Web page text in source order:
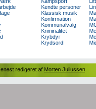
Kendte personer
Klassisk musik
Konfirmation
Kommunalvalg
Kriminalitet
Krybdyr
Krydsord
redigeret af Morten Juliussen